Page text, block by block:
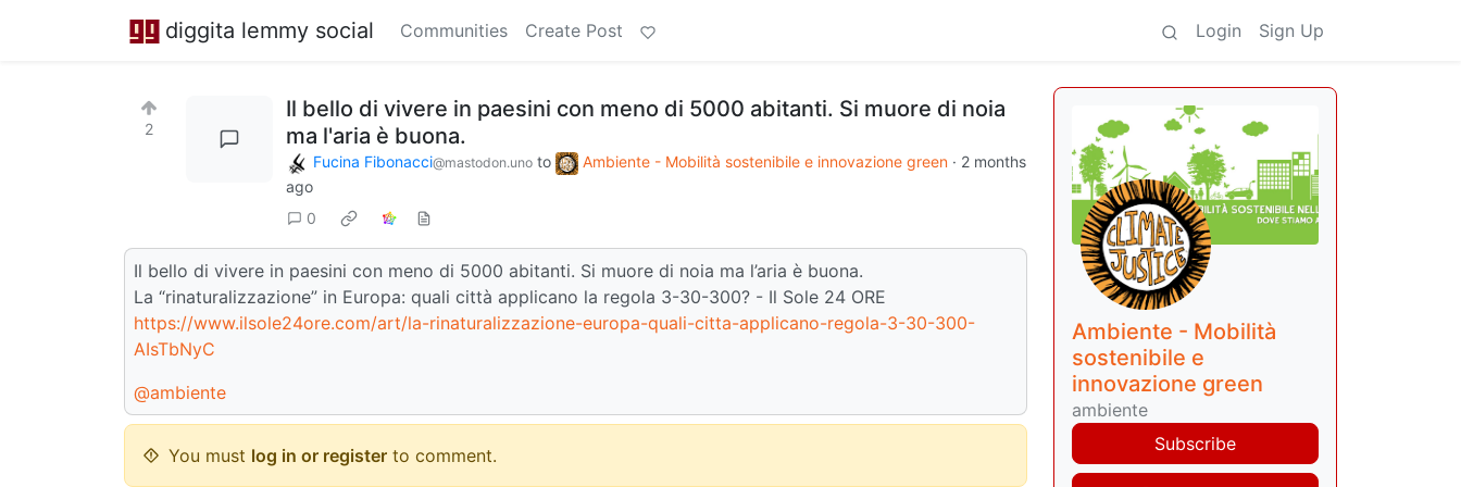
diggita lemmy social Communities Create Post Login Sign Up
2
Il bello di vivere in paesini con meno di 5000 abitanti. Si muore di noia
ma l'aria è buona.
Fucina Fibonacci@mastodon.uno to Ambiente - Mobilità sostenibile e innovazione green · 2 months
ago
0
Il bello di vivere in paesini con meno di 5000 abitanti. Si muore di noia ma l’aria è buona.
La “rinaturalizzazione” in Europa: quali città applicano la regola 3-30-300? - Il Sole 24 ORE
https://www.ilsole24ore.com/art/la-rinaturalizzazione-europa-quali-citta-applicano-regola-3-30-300-
AIsTbNyC
@ambiente
You must log in or register to comment.
Ambiente - Mobilità
sostenibile e
innovazione green
ambiente
Subscribe